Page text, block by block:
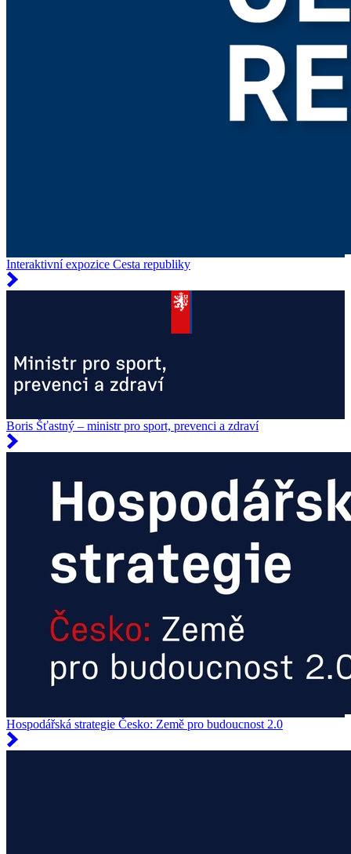
Interaktivní expozice Cesta republiky
Boris Šťastný – ministr pro sport, prevenci a zdraví
Hospodářská strategie Česko: Země pro budoucnost 2.0